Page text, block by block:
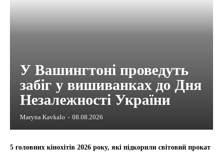
У Вашингтоні проведуть
забіг у вишиванках до Дня
Незалежності України
Maryna Kavkalo - 08.08.2026
5 головних кінохітів 2026 року, які підкорили світовий прокат